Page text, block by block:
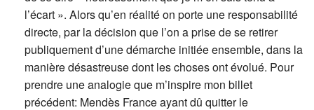
l’écart ». Alors qu’en réalité on porte une responsabilité
directe, par la décision que l’on a prise de se retirer
publiquement d’une démarche initiée ensemble, dans la
manière désastreuse dont les choses ont évolué. Pour
prendre une analogie que m’inspire mon billet
précédent: Mendès France ayant dû quitter le